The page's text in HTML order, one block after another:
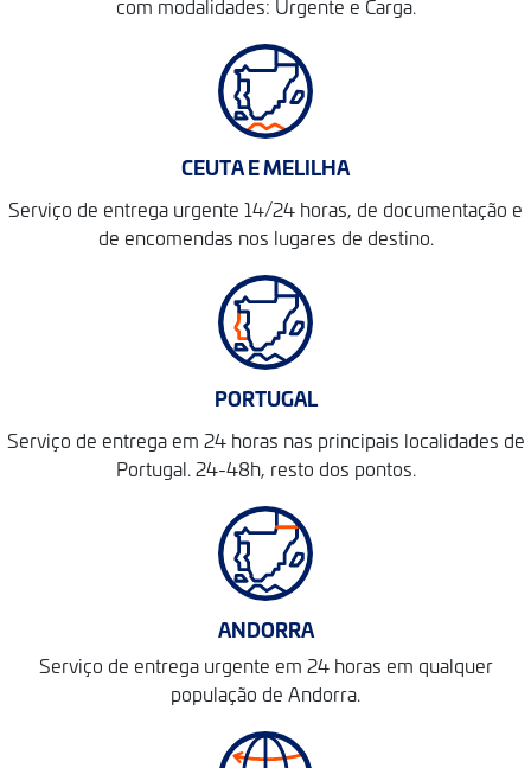
com modalidades: Urgente e Carga.
CEUTA E MELILHA
Serviço de entrega urgente 14/24 horas, de documentação e
de encomendas nos lugares de destino.
PORTUGAL
Serviço de entrega em 24 horas nas principais localidades de
Portugal. 24-48h, resto dos pontos.
ANDORRA
Serviço de entrega urgente em 24 horas em qualquer
população de Andorra.